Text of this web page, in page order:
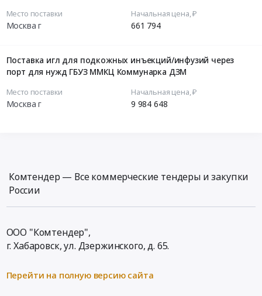
Место поставки
Москва г
Начальная цена, ₽
661 794
Поставка игл для подкожных инъекций/инфузий через
порт для нужд ГБУЗ ММКЦ Коммунарка ДЗМ
Место поставки
Москва г
Начальная цена, ₽
9 984 648
Комтендер — Все коммерческие тендеры и закупки
России
ООО "Комтендер",
г. Хабаровск,ул. Дзержинского, д. 65.
Перейти на полную версию сайта